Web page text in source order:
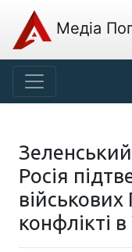
Медіа
Росія
військових
конфлікті в